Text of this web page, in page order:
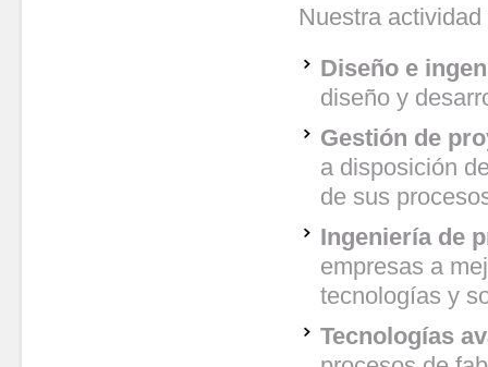
Nuestra
Diseño e
diseño y
Gestión de
a disposición
de sus
Ingeniería de
empresas a
tecnologías y
Tecnologías